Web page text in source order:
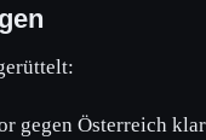
gegen Österreich